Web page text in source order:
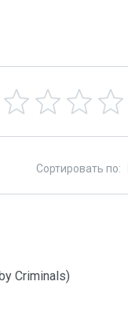
Сортировать по: